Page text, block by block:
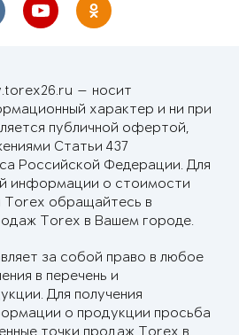
— носит
характер и ни при
публичной офертой,
Статьи 437
Российской Федерации. Для
информации о стоимости
Torex обращайтесь в
Torex в Вашем городе.
за собой право в любое
в перечень и
Для получения
о продукции просьба
точки продаж Torex в